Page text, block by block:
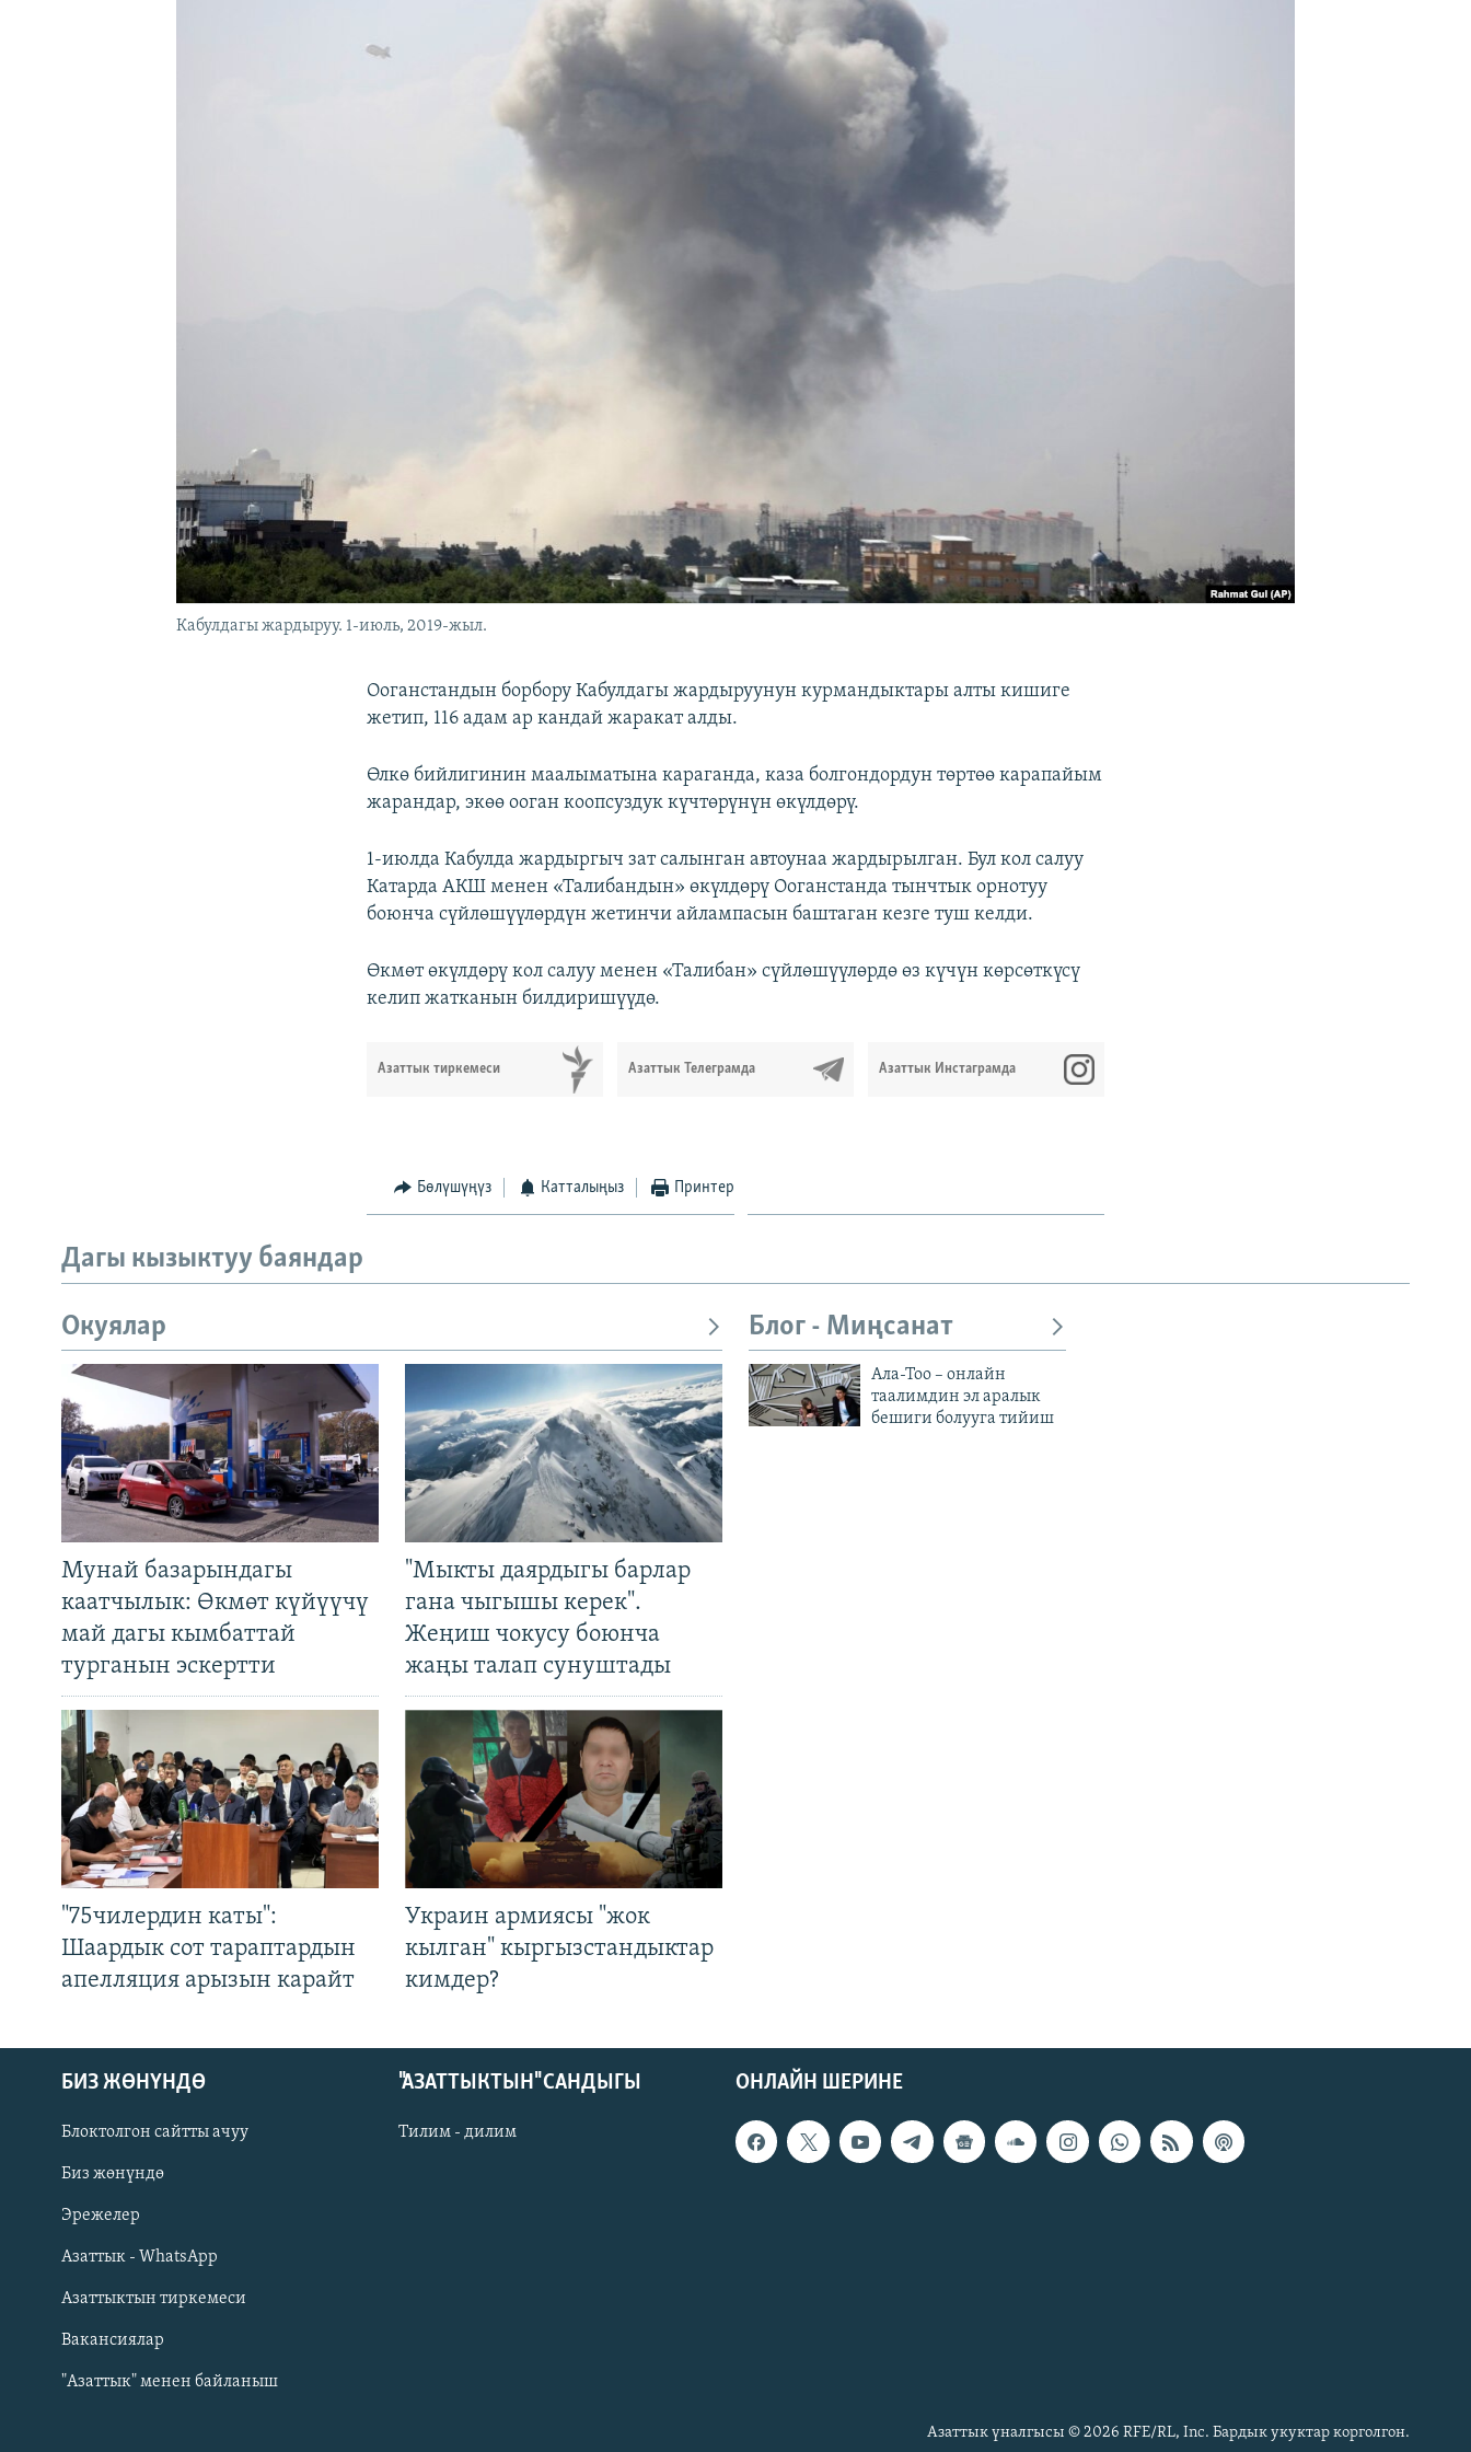
Русский
ОНЛАЙН ШЕРИНЕ
Кабулдагы жардыруу. 1-июль, 2019-жыл.
Ооганстандын борбору Кабулдагы жардыруунун курмандыктары алты кишиге
жетип, 116 адам ар кандай жаракат алды.
Өлкө бийлигинин маалыматына караганда, каза болгондордун төртөө карапайым
жарандар, экөө ооган коопсуздук күчтөрүнүн өкүлдөрү.
1-июлда Кабулда жардыргыч зат салынган автоунаа жардырылган. Бул кол салуу
Катарда АКШ менен «Талибандын» өкүлдөрү Ооганстанда тынчтык орнотуу
боюнча сүйлөшүүлөрдүн жетинчи айлампасын баштаган кезге туш келди.
Өкмөт өкүлдөрү кол салуу менен «Талибан» сүйлөшүүлөрдө өз күчүн көрсөткүсү
келип жатканын билдиришүүдө.
Азаттык тиркемеси Азаттык Телеграмда Азаттык Инстаграмда
Бөлүшүңүз Катталыңыз Принтер
Дагы кызыктуу баяндар
Окуялар
Мунай базарындагы
каатчылык: Өкмөт күйүүчү
май дагы кымбаттай
турганын эскертти
"Мыкты даярдыгы барлар
гана чыгышы керек".
Жеңиш чокусу боюнча
жаңы талап сунуштады
"75чилердин каты":
Шаардык сот тараптардын
апелляция арызын карайт
Украин армиясы "жок
кылган" кыргызстандыктар
кимдер?
Блог - Миңсанат
Ала-Тоо – онлайн
таалимдин эл аралык
бешиги болууга тийиш
ОНЛАЙН ШЕРИНЕ
БИЗ ЖӨНҮНДӨ
Блоктолгон сайтты ачуу
Биз жөнүндө
Эрежелер
Азаттык - WhatsApp
Азаттыктын тиркемеси
Вакансиялар
"Азаттык" менен байланыш
"АЗАТТЫКТЫН" САНДЫГЫ
Тилим - дилим
Азаттык үналгысы © 2026 RFE/RL, Inc. Бардык укуктар корголгон.